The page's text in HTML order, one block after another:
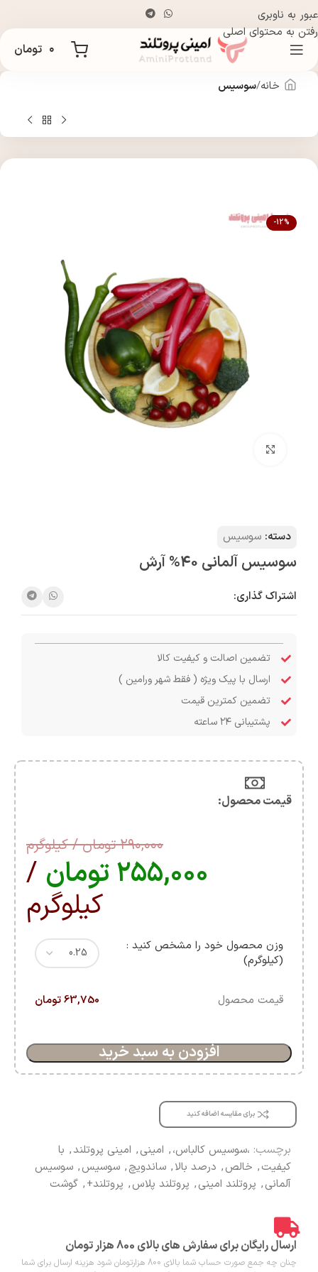
عبور به ناوبری
رفتن به محتوای اصلی
۰ تومان
خانه سوسیس
-12%
دسته: سوسیس
سوسيس آلمانی 40% آرش
اشتراک گذاری:
تضمین اصالت و کیفیت کالا
ارسال با پیک ویژه ( فقط شهر ورامین )
تضمین کمترین قیمت
پشتیبانی ۲۴ ساعته
قیمت محصول:​
۲۹۰,۰۰۰ تومان/ کیلوگرم
۲۵۵,۰۰۰تومان /
کیلوگرم
وزن محصول خود را مشخص کنید :
(کیلوگرم)
قیمت محصول 63,750 تومان
افزودن به سبد خرید
برای مقایسه اضافه کنید
برچسب: ،سوسیس کالباس،, امینی, امینی پروتلند, با
کیفیت, خالص, درصد بالا, ساندویچ, سوسیس, سوسیس
آلمانی, پروتلند امینی, پروتلند پلاس, پروتلند+, گوشت
ارسال رایگان برای سفارش های بالای 800 هزار تومان
چنان چه جمع صورت حساب شما بالای 800 هزارتومان شود هزینه ارسال برای شما